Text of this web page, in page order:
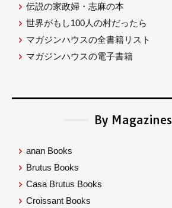
伝説の家政婦・志麻の本
世界がもし100人の村だったら
マガジンハウスの全書籍リスト
マガジンハウスの電子書籍
By Magazines
anan Books
Brutus Books
Casa Brutus Books
Croissant Books